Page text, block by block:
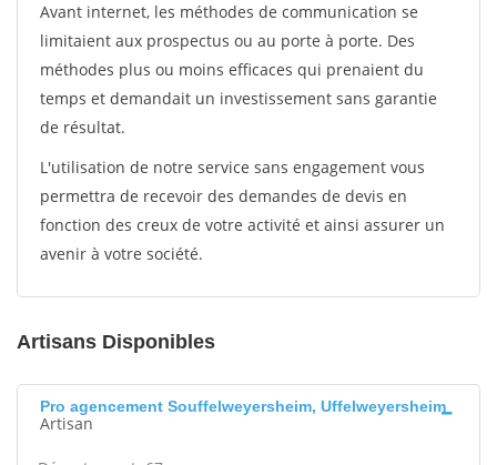
Avant internet, les méthodes de communication se
limitaient aux prospectus ou au porte à porte. Des
méthodes plus ou moins efficaces qui prenaient du
temps et demandait un investissement sans garantie
de résultat.
L'utilisation de notre service sans engagement vous
permettra de recevoir des demandes de devis en
fonction des creux de votre activité et ainsi assurer un
avenir à votre société.
Artisans Disponibles
Pro agencement Souffelweyersheim, Uffelweyersheim
Artisan